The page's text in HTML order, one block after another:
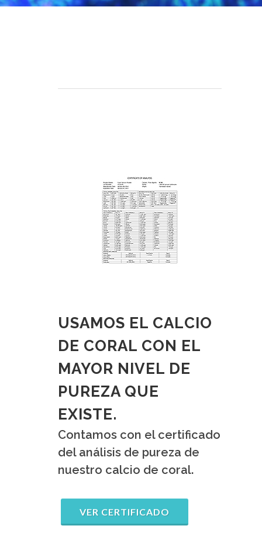
USAMOS EL CALCIO
DE CORAL CON EL
MAYOR NIVEL DE
PUREZA QUE
EXISTE.
Contamos con el certificado
del análisis de pureza de
nuestro calcio de coral.
VER CERTIFICADO